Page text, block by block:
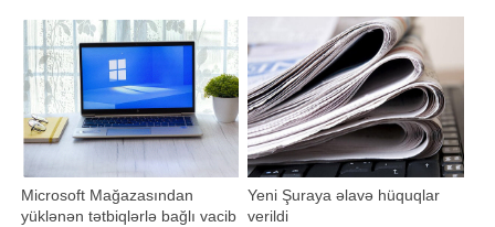
digər psixoaktiv maddələrlə ilk
tanışlıq əksər hallarda bu dövrd
dayandırılarkən buna səbəb kimi
şagird sayının normadan aşağı
olması göstərilib. Bəs bağlanan
məktəblərin şagirdləri təhsillərin
Microsoft Mağazasından
yüklənən tətbiqlərlə bağlı vacib
Yeni Şuraya əlavə hüquqlar
verildi